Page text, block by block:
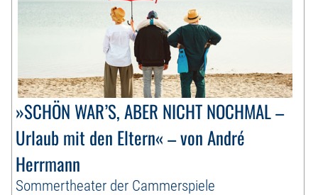
»SCHÖN WAR’S, ABER NICHT NOCHMAL –
Urlaub mit den Eltern« – von André
Herrmann
Sommertheater der Cammerspiele